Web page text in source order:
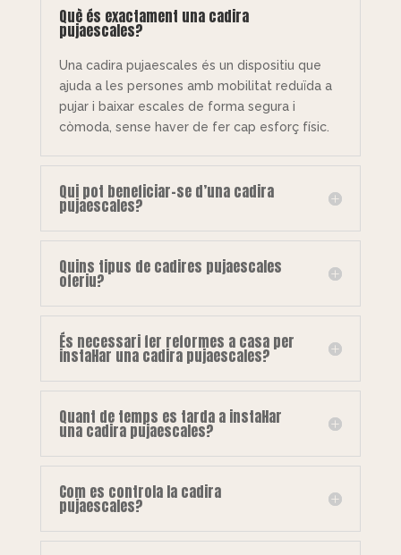
Què és exactament una cadira
pujaescales?
Una cadira pujaescales és un dispositiu que
ajuda a les persones amb mobilitat reduïda a
pujar i baixar escales de forma segura i
còmoda, sense haver de fer cap esforç físic.
Qui pot beneficiar-se d’una cadira
pujaescales?
Quins tipus de cadires pujaescales
oferiu?
És necessari fer reformes a casa per
instal·lar una cadira pujaescales?
Quant de temps es tarda a instal·lar
una cadira pujaescales?
Com es controla la cadira
pujaescales?